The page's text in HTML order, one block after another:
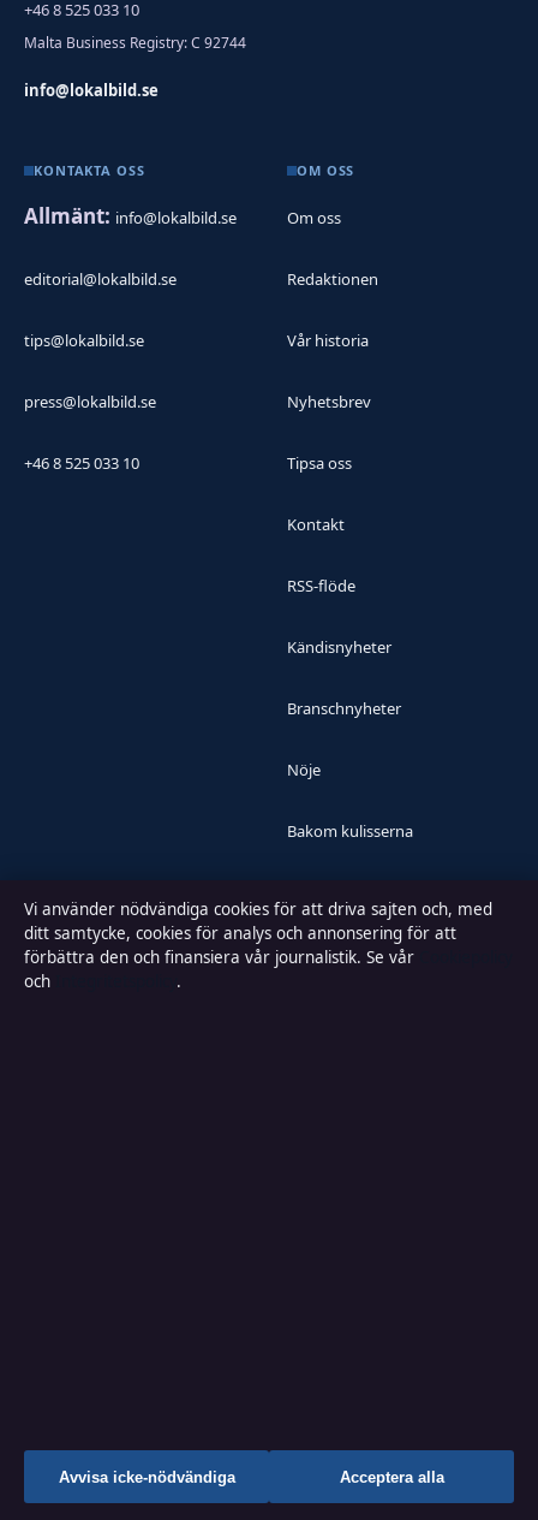
+46 8 525 033 10
Malta Business Registry: C 92744
info@lokalbild.se
KONTAKTA OSS
Allmänt: info@lokalbild.se
editorial@lokalbild.se
tips@lokalbild.se
press@lokalbild.se
+46 8 525 033 10
OM OSS
Om oss
Redaktionen
Vår historia
Nyhetsbrev
Tipsa oss
Kontakt
RSS-flöde
Kändisnyheter
Branschnyheter
Nöje
Bakom kulisserna
FÖRTROENDE & STANDARDER
Kändisar & integritet
Vi använder nödvändiga cookies för att driva sajten och, med
ditt samtycke, cookies för analys och annonsering för att
förbättra den och finansiera vår journalistik. Se vår
och
.
Avvisa icke-nödvändiga Acceptera alla